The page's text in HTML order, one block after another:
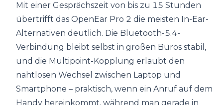
Mit einer Gesprächszeit von bis zu 15 Stunden
übertrifft das OpenEar Pro 2 die meisten In-Ear-
Alternativen deutlich. Die Bluetooth-5.4-
Verbindung bleibt selbst in großen Büros stabil,
und die Multipoint-Kopplung erlaubt den
nahtlosen Wechsel zwischen Laptop und
Smartphone – praktisch, wenn ein Anruf auf dem
Handy hereinkommt, während man gerade in